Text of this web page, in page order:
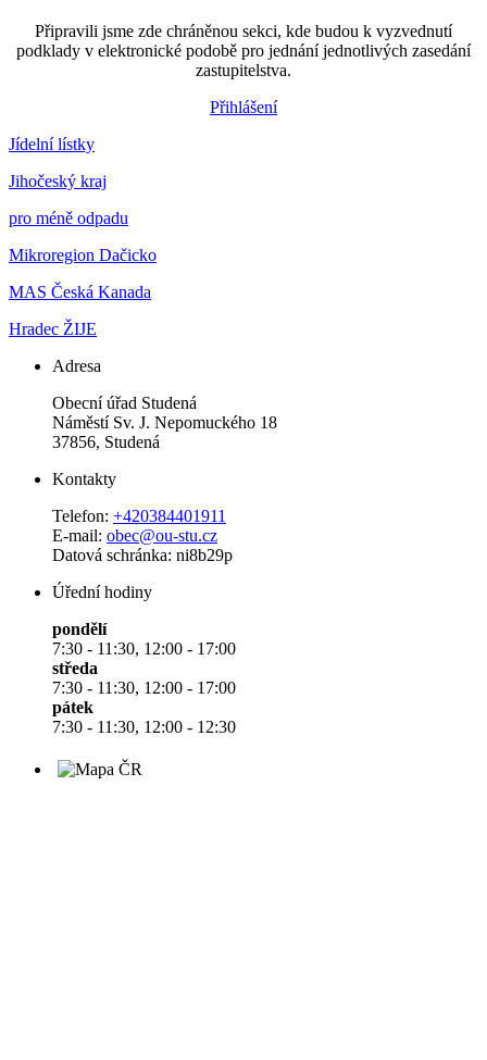
Připravili jsme zde chráněnou sekci, kde budou k vyzvednutí
podklady v elektronické podobě pro jednání jednotlivých zasedání
zastupitelstva.
Přihlášení
Jídelní lístky
Jihočeský kraj
pro méně odpadu
Mikroregion Dačicko
MAS Česká Kanada
Hradec ŽIJE
Adresa
Obecní úřad Studená
Náměstí Sv. J. Nepomuckého 18
37856, Studená
Kontakty
Telefon: +420384401911
E-mail: obec@ou-stu.cz
Datová schránka: ni8b29p
Úřední hodiny
pondělí
7:30 - 11:30, 12:00 - 17:00
středa
7:30 - 11:30, 12:00 - 17:00
pátek
7:30 - 11:30, 12:00 - 12:30